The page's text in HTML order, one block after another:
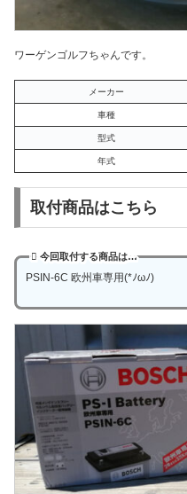
ワーゲンゴルフちゃんです。
メーカー
車種
型式
年式
取付商品はこちら
今回取付する商品は…
PSIN-6C 欧州車専用(*ﾉωﾉ)